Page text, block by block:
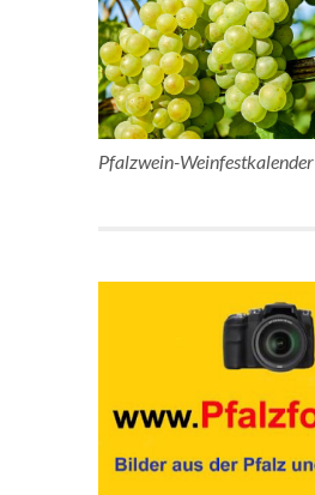
Pfalzwein-Weinfestkalender